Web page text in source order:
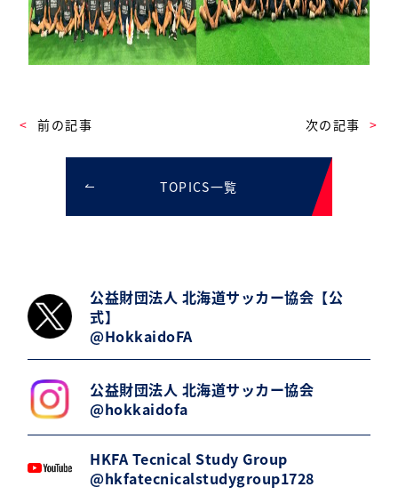
前の記事 次の記事
TOPICS一覧
公益財団法人 北海道サッカー協会【公
式】
@HokkaidoFA
公益財団法人 北海道サッカー協会
@hokkaidofa
HKFA Tecnical Study Group
@hkfatecnicalstudygroup1728